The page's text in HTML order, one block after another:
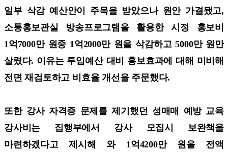
일부 삭감 예산안이 주목을 받았으나 원안 가결됐고,
소통홍보관실 방송프로그램을 활용한 시정 홍보비
1억7000만 원중 1억2000만 원을 삭감하고 5000만 원만
살렸다. 이유는 투입예산 대비 홍보효과에 대해 미비해
전면 재검토하고 비효율 개선을 주문했다.
또한 강사 자격증 문제를 제기했던 성매매 예방 교육
강사비는 집행부에서 강사 모집시 보완책을
마련하겠다고 제시해 와 1억4200만 원을 전액